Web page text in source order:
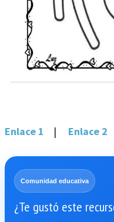
Enlace 1 | Enlace 2
Comunidad educativa
¿Te gustó este